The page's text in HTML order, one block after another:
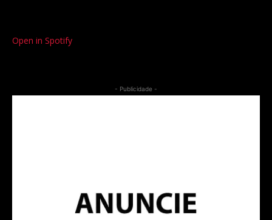
Open in Spotify
- Publicidade -